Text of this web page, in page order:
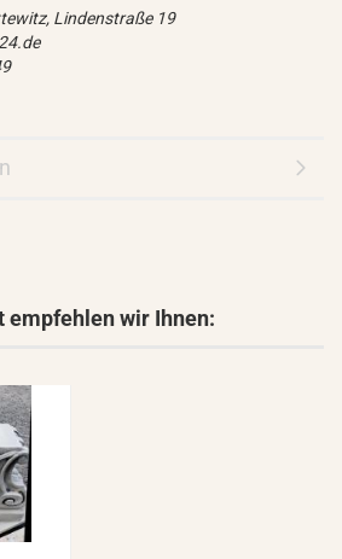
Lindenstraße 19
empfehlen wir Ihnen: